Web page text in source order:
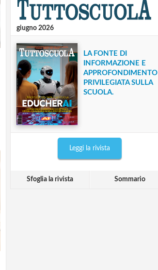
giugno 2026
LA FONTE DI
INFORMAZIONE E
APPROFONDIMENTO
PRIVILEGIATA SULLA
SCUOLA.
Leggi la rivista
Sfoglia la rivista Sommario